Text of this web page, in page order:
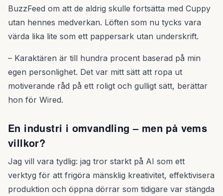
BuzzFeed om att de aldrig skulle fortsätta med Cuppy
utan hennes medverkan. Löften som nu tycks vara
värda lika lite som ett pappersark utan underskrift.
– Karaktären är till hundra procent baserad på min
egen personlighet. Det var mitt sätt att ropa ut
motiverande råd på ett roligt och gulligt sätt, berättar
hon för Wired.
En industri i omvandling – men på vems
villkor?
Jag vill vara tydlig: jag tror starkt på AI som ett
verktyg för att frigöra mänsklig kreativitet, effektivisera
produktion och öppna dörrar som tidigare var stängda